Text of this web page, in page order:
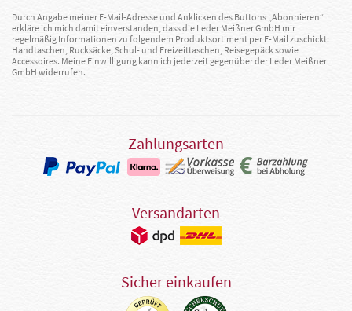
Durch Angabe meiner E-Mail-Adresse und Anklicken des Buttons „Abonnieren“
erkläre ich mich damit einverstanden, dass die Leder Meißner GmbH mir
regelmäßig Informationen zu folgendem Produktsortiment per E-Mail zuschickt:
Handtaschen, Rucksäcke, Schul- und Freizeittaschen, Reisegepäck sowie
Accessoires. Meine Einwilligung kann ich jederzeit gegenüber der Leder Meißner
GmbH widerrufen.
Zahlungsarten
Versandarten
Sicher einkaufen